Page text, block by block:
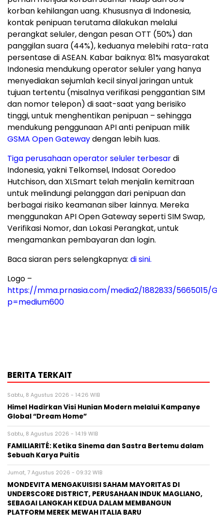
korban kehilangan uang. Khususnya di Indonesia,
kontak penipuan terutama dilakukan melalui
perangkat seluler, dengan pesan OTT (50%) dan
panggilan suara (44%), keduanya melebihi rata-rata
persentase di ASEAN. Kabar baiknya: 81% masyarakat
Indonesia mendukung operator seluler yang hanya
menyediakan sejumlah kecil sinyal jaringan untuk
tujuan tertentu (misalnya verifikasi penggantian SIM
dan nomor telepon) di saat-saat yang berisiko
tinggi, untuk menghentikan penipuan – sehingga
mendukung penggunaan API anti penipuan milik
GSMA Open Gatewaydengan lebih luas.
Tiga perusahaan operator seluler terbesardi
Indonesia, yakni Telkomsel, Indosat Ooredoo
Hutchison, dan XLSmart telah menjalin kemitraan
untuk melindungi pelanggan dari penipuan dan
berbagai risiko keamanan siber lainnya. Mereka
menggunakan API Open Gateway seperti SIM Swap,
Verifikasi Nomor, dan Lokasi Perangkat, untuk
mengamankan pembayaran dan login.
Baca siaran pers selengkapnya: di sini.
Logo –
https://mma.prnasia.com/media2/1882833/5665015/
p=medium600
BERITA TERKAIT
Sabtu, 8 Agustus 2026 - 14:26 WIB
Himel Hadirkan Visi Hunian Modern melalui Kampanye
Global “Dream Home”
Sabtu, 8 Agustus 2026 - 14:19 WIB
FAMILIARITÉ: Ketika Sinema dan Sastra Bertemu dalam
Sebuah Karya Puitis
Jumat, 7 Agustus 2026 - 09:32 WIB
MONDEVITA MENGAKUISISI SAHAM MAYORITAS DI
UNDERSCORE DISTRICT, PERUSAHAAN INDUK MAGLIANO,
SEBAGAI LANGKAH KEDUA DALAM MEMBANGUN
PLATFORM MEREK MEWAH ITALIA BARU